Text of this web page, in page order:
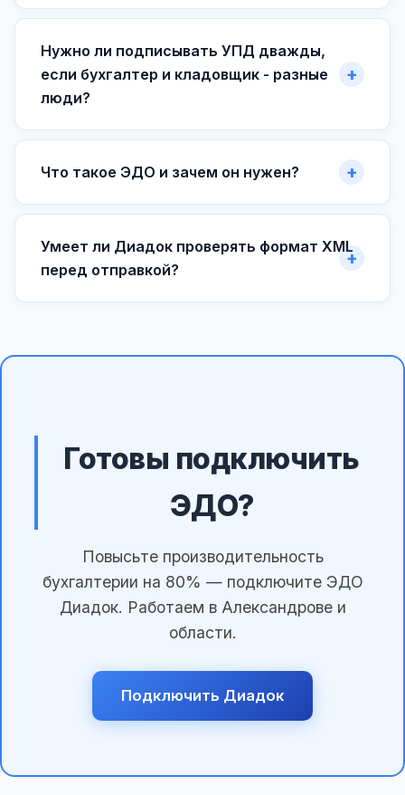
Нужно ли подписывать УПД дважды,
если бухгалтер и кладовщик - разные
люди?
Что такое ЭДО и зачем он нужен?
Умеет ли Диадок проверять формат XML
перед отправкой?
Готовы подключить
ЭДО?
Повысьте производительность
бухгалтерии на 80% — подключите ЭДО
Диадок. Работаем в Александрове и
области.
Подключить Диадок